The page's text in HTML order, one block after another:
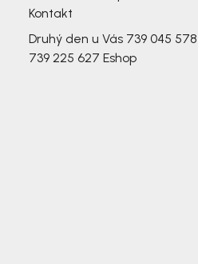
Kontakt
Druhý den u Vás 739 045 578
739 225 627 Eshop